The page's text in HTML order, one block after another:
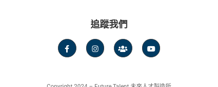
追蹤我們